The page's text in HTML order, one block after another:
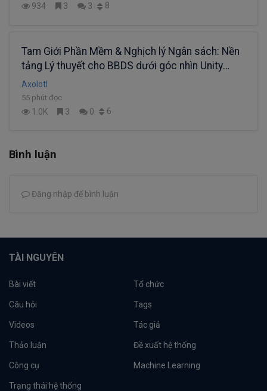
934 3 3 8
Tam Giới Phần Mềm & Nghịch lý Ngân sách: Nền
tảng Lý thuyết cho BBDS dưới góc nhìn Unity
Engine.
Axolotl
55 phút đọc
1.0K 3 0 6
Bình luận
Đăng nhập để bình luận
TÀI NGUYÊN
Bài viết Tổ chức
Câu hỏi Tags
Videos Tác giả
Thảo luận Đề xuất hệ thống
Công cụ Machine Learning
Trạng thái hệ thống